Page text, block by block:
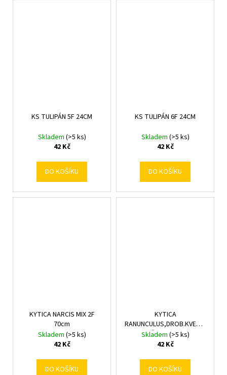
KS TULIPÁN 5F 24CM
Skladem (>5 ks)
42 Kč
DO KOŠÍKU
KS TULIPÁN 6F 24CM
Skladem (>5 ks)
42 Kč
DO KOŠÍKU
KYTICA NARCIS MIX 2F
70cm
Skladem (>5 ks)
42 Kč
DO KOŠÍKU
KYTICA
RANUNCULUS,DROB.KVETY,
ZELEŇ MIX/2F 31cm
Skladem (>5 ks)
42 Kč
DO KOŠÍKU